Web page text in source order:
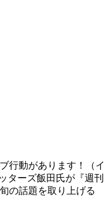
行動があります！（イ
ターズ飯田氏が『週刊
の話題を取り上げる